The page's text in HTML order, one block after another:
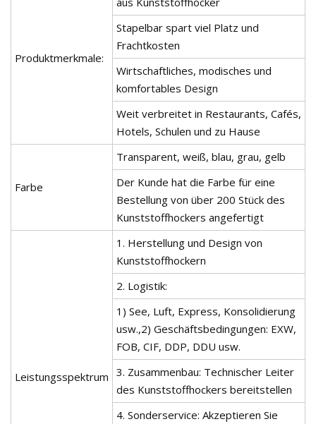
Produktmerkmale:
Stapelbar spart viel Platz und
Frachtkosten
Wirtschaftliches, modisches und
komfortables Design
Weit verbreitet in Restaurants, Cafés,
Hotels, Schulen und zu Hause
Farbe
Transparent, weiß, blau, grau, gelb
Der Kunde hat die Farbe für eine
Bestellung von über 200 Stück des
Kunststoffhockers angefertigt
Leistungsspektrum
1. Herstellung und Design von
Kunststoffhockern
2. Logistik:
1) See, Luft, Express, Konsolidierung
usw.,2) Geschäftsbedingungen: EXW,
FOB, CIF, DDP, DDU usw.
3. Zusammenbau: Technischer Leiter
des Kunststoffhockers bereitstellen
4. Sonderservice: Akzeptieren Sie